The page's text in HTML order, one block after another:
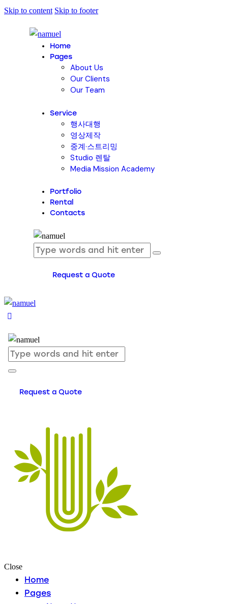
Skip to content Skip to footer
Home
Pages
About Us
Our Clients
Our Team
Service
행사대행
영상제작
중계·스트리밍
Studio 렌탈
Media Mission Academy
Portfolio
Rental
Contacts
Request a Quote
Request a Quote
Close
Home
Pages